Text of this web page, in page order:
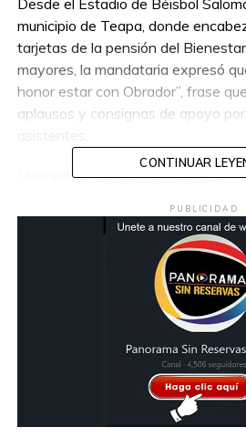
Desde el Estadio de Béisbol
municipio de Teapa, donde
tarjetas de la pensión del
mayores, la mandataria expresó
honor estar con Obrador”, frase
aplausos y consignas de apoyo
Sheinbaum Pardo detalló que el
más importantes de las 32
de los dos años del triunfo
la 4T. Indicó que durante ese
origen y los principios del
En su discurso, destacó la gestión
aseguró que el tabasqueño “hizo
sus seis años de gobierno al
obras de infraestructura y sacar a
CONTINUAR
PUBLICIDAD